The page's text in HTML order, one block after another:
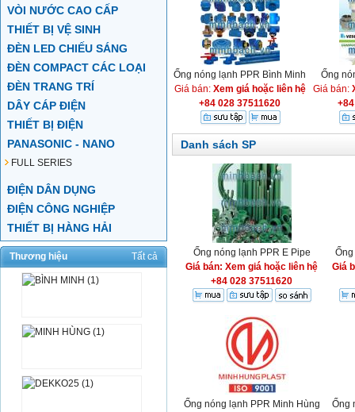
VÒI NƯỚC CAO CẤP
THIẾT BỊ VỆ SINH
ĐÈN LED CHIẾU SÁNG
ĐÈN COMPACT CÁC LOẠI
ĐÈN TRANG TRÍ
DÂY CÁP ĐIỆN
THIẾT BỊ ĐIỆN
PANASONIC - NANO
FULL SERIES
ĐIỆN DÂN DỤNG
ĐIỆN CÔNG NGHIỆP
THIẾT BỊ HÀNG HẢI
Thương hiệu Tất cả
Ống nóng lạnh PPR Bình Minh
Giá bán: Xem giá hoặc liên hệ
+84 028 37511620
Ống
Giá bán:
Danh sách SP
Ống nóng lạnh PPR E Pipe
Giá bán: Xem giá hoặc liên hệ
+84 028 37511620
Giá
Ống nóng lạnh PPR Minh Hùng
Ống